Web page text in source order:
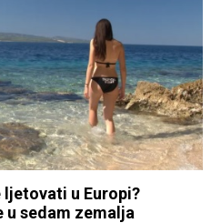
u Europi?
u sedam zemalja